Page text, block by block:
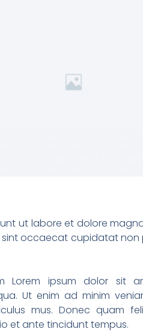
ut labore et dolore
sint occaecat cupidatat non
Lorem ipsum dolor sit
Ut enim ad minim
mus. Donec quam
et ante tincidunt tempus.